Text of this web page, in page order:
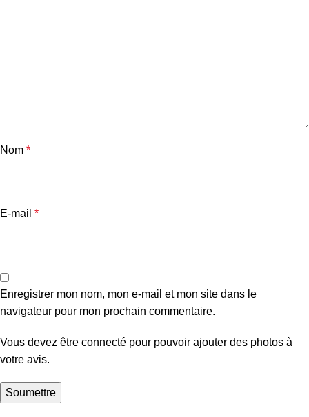
Nom *
E-mail *
Enregistrer mon nom, mon e-mail et mon site dans le
navigateur pour mon prochain commentaire.
Vous devez être connecté pour pouvoir ajouter des photos à
votre avis.